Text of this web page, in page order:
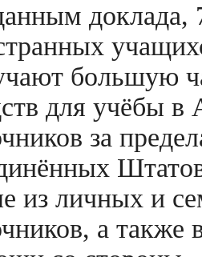
доклада,
большую
для учёбы в
за
из личных и
а также